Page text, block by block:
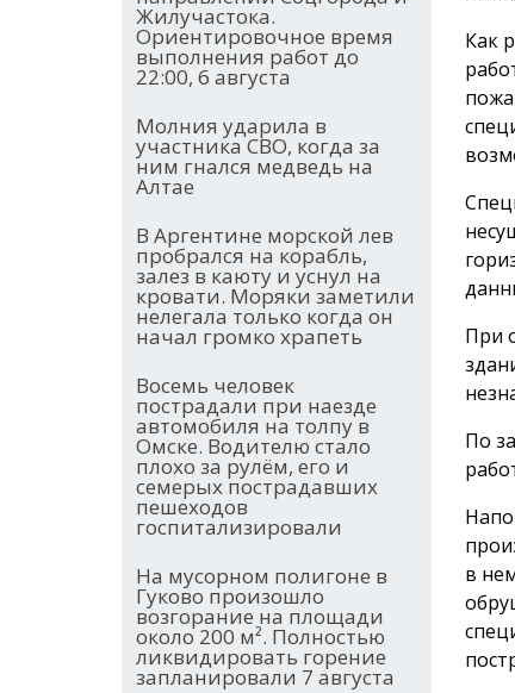
Жилучастока.
Ориентировочное время
выполнения работ до
22:00, 6 августа
Молния ударила в
участника СВО, когда за
ним гнался медведь на
Алтае
В Аргентине морской лев
пробрался на корабль,
залез в каюту и уснул на
кровати. Моряки заметили
нелегала только когда он
начал громко храпеть
Восемь человек
пострадали при наезде
автомобиля на толпу в
Омске. Водителю стало
плохо за рулём, его и
семерых пострадавших
пешеходов
госпитализировали
На мусорном полигоне в
Гуково произошло
возгорание на площади
около 200 м². Полностью
ликвидировать горение
запланировали 7 августа
Как
При
По
в